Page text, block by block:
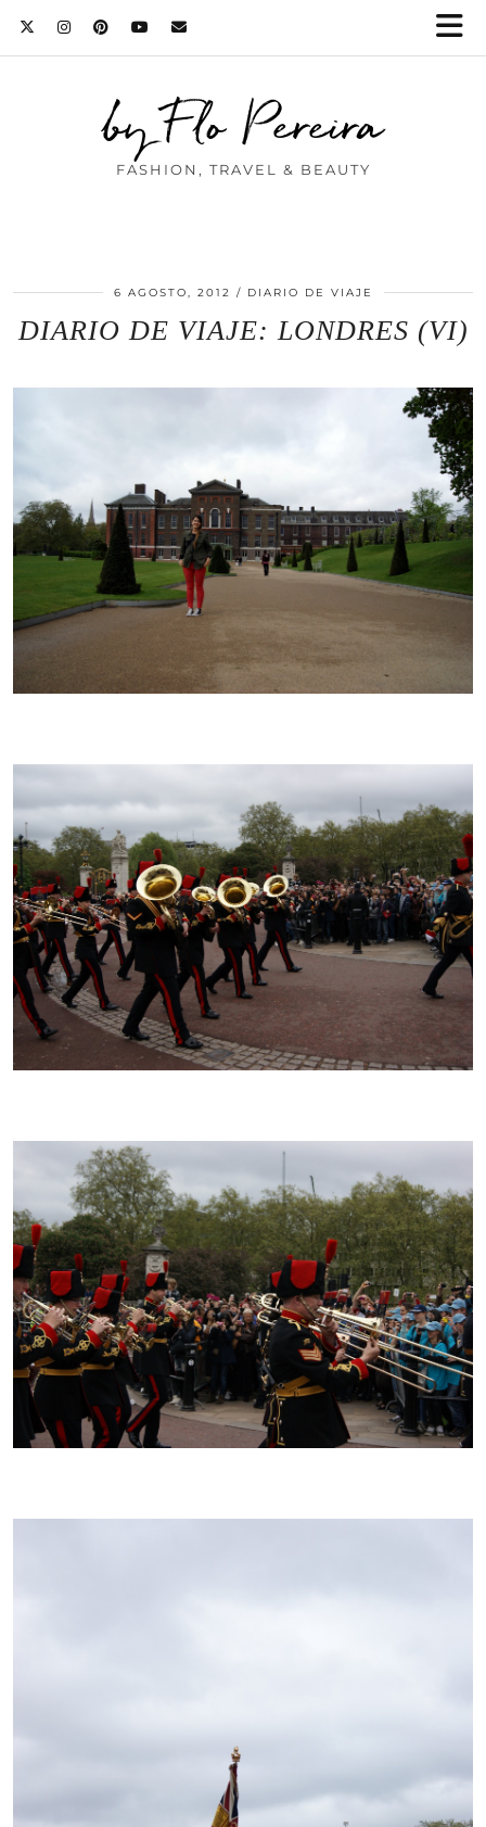
by Flo Pereira
FASHION, TRAVEL & BEAUTY
6 AGOSTO, 2012 DIARIO DE VIAJE
DIARIO DE VIAJE: LONDRES (VI)